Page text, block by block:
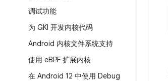
调试功能
为 GKI 开发内核代码
Android 内核文件系统支持
使用 eBPF 扩展内核
在 Android 12 中使用 Debug